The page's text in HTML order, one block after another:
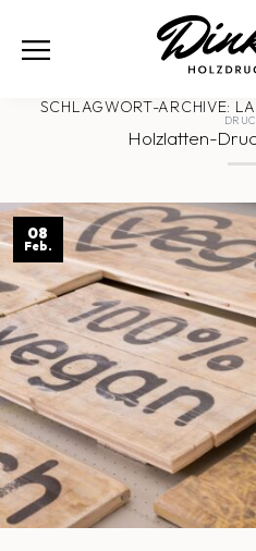
SCHLAGWORT-ARCHIVE:
Holzlatten-
08
Feb.